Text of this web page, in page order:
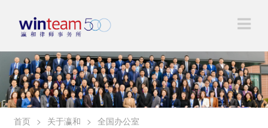
首页 > 关于瀛和 > 全国办公室